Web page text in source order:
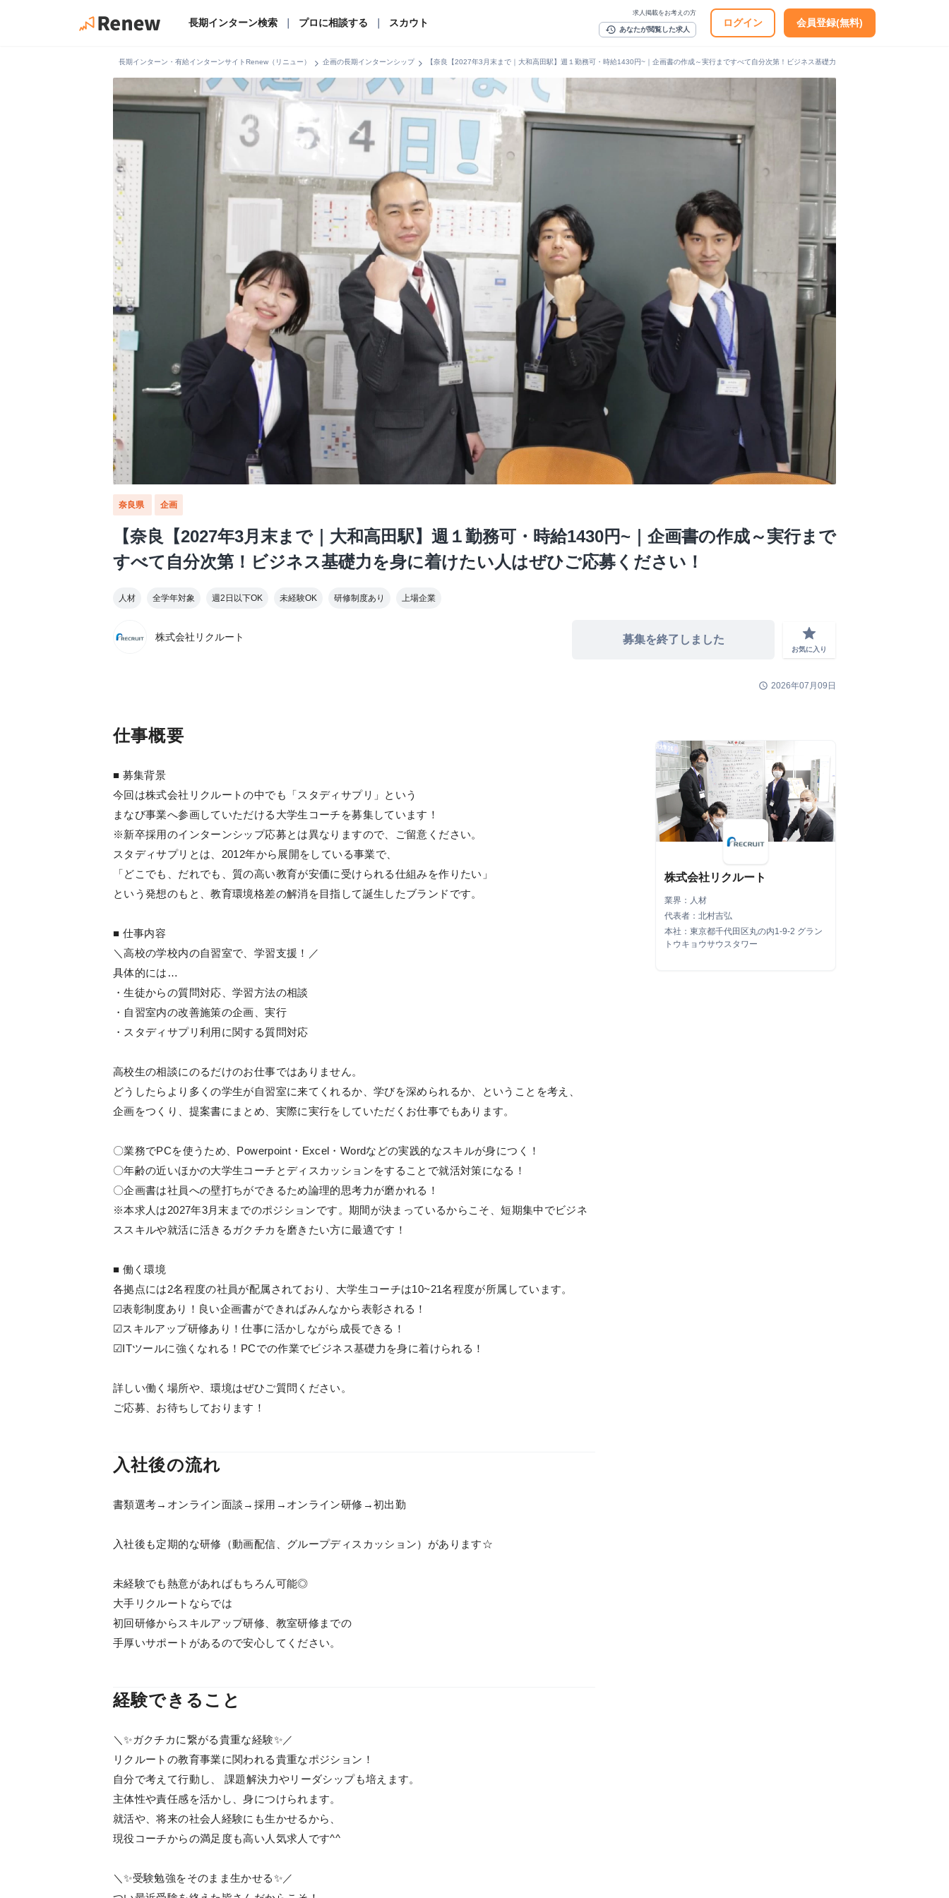
長期インターン検索 プロに相談する スカウト
求人掲載をお考えの方
history あなたが閲覧した求人
ログイン 会員登録(無料)
長期インターン・有給インターンサイトRenew（リニュー） chevron_right 企画の長期インターンシップchevron_right 【奈良【2027年3月末まで｜大和高田駅】週１勤務可・時給1430円~｜企画書の作成～実行まですべて自分次第！ビジネス基礎力を身に着けたい人はぜひご応募く
奈良県 企画
【奈良【2027年3月末まで｜大和高田駅】週１勤務可・時給1430円~｜企画書の作成～実行まで
すべて自分次第！ビジネス基礎力を身に着けたい人はぜひご応募ください！
人材 全学年対象 週2日以下OK 未経験OK 研修制度あり 上場企業
株式会社リクルート 募集を終了しました grade
お気に入り
schedule 2026年07月09日
仕事概要
■ 募集背景
今回は株式会社リクルートの中でも「スタディサプリ」という
まなび事業へ参画していただける大学生コーチを募集しています！
※新卒採用のインターンシップ応募とは異なりますので、ご留意ください。
スタディサプリとは、2012年から展開をしている事業で、
「どこでも、だれでも、質の高い教育が安価に受けられる仕組みを作りたい」
という発想のもと、教育環境格差の解消を目指して誕生したブランドです。
■ 仕事内容
＼高校の学校内の自習室で、学習支援！／
具体的には…
・生徒からの質問対応、学習方法の相談
・自習室内の改善施策の企画、実行
・スタディサプリ利用に関する質問対応
高校生の相談にのるだけのお仕事ではありません。
どうしたらより多くの学生が自習室に来てくれるか、学びを深められるか、ということを考え、
企画をつくり、提案書にまとめ、実際に実行をしていただくお仕事でもあります。
〇業務でPCを使うため、Powerpoint・Excel・Wordなどの実践的なスキルが身につく！
〇年齢の近いほかの大学生コーチとディスカッションをすることで就活対策になる！
〇企画書は社員への壁打ちができるため論理的思考力が磨かれる！
※本求人は2027年3月末までのポジションです。期間が決まっているからこそ、短期集中でビジネ
ススキルや就活に活きるガクチカを磨きたい方に最適です！
■ 働く環境
各拠点には2名程度の社員が配属されており、大学生コーチは10~21名程度が所属しています。
☑表彰制度あり！良い企画書ができればみんなから表彰される！
☑スキルアップ研修あり！仕事に活かしながら成長できる！
☑ITツールに強くなれる！PCでの作業でビジネス基礎力を身に着けられる！
詳しい働く場所や、環境はぜひご質問ください。
ご応募、お待ちしております！
入社後の流れ
書類選考→オンライン面談→採用→オンライン研修→初出勤
入社後も定期的な研修（動画配信、グループディスカッション）があります☆
未経験でも熱意があればもちろん可能◎
大手リクルートならでは
初回研修からスキルアップ研修、教室研修までの
手厚いサポートがあるので安心してください。
経験できること
＼✨ガクチカに繋がる貴重な経験✨／
リクルートの教育事業に関われる貴重なポジション！
自分で考えて行動し、 課題解決力やリーダシップも培えます。
主体性や責任感を活かし、身につけられます。
就活や、将来の社会人経験にも生かせるから、
現役コーチからの満足度も高い人気求人です^^
＼✨受験勉強をそのまま生かせる✨／
株式会社リクルート
業界：人材
代表者：北村吉弘
本社：東京都千代田区丸の内1-9-2 グラン
トウキョウサウスタワー